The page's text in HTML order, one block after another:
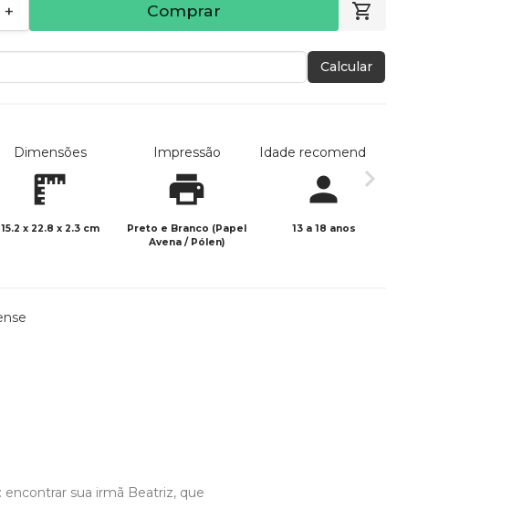
+ Comprar
Calcular
Dimensões
15.2 x 22.8 x 2.3 cm
Impressão
Preto e Branco (Papel
Avena / Pólen)
Idade recomendada
13 a 18 anos
sua irmã Beatriz, que